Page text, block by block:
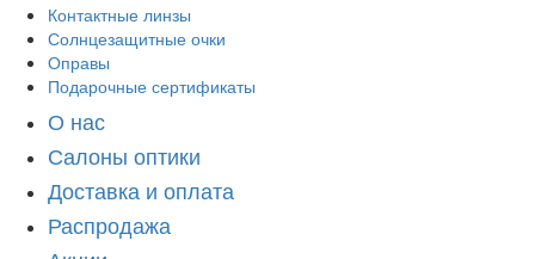
Контактные линзы
Солнцезащитные очки
Оправы
Подарочные сертификаты
О нас
Салоны оптики
Доставка и оплата
Распродажа